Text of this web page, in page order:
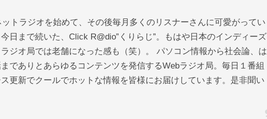
ットラジオを始めて、その後毎月多くのリスナーさんに可愛がってい
日まで続いた、Click R@dio”くりらじ”。もはや日本のインディーズ
ジオ局では老舗になった感も（笑）。 パソコン情報から社会論、は
でありとあらゆるコンテンツを発信するWebラジオ局。毎日１番組
更新でクールでホットな情報を皆様にお届けしています。是非聞い